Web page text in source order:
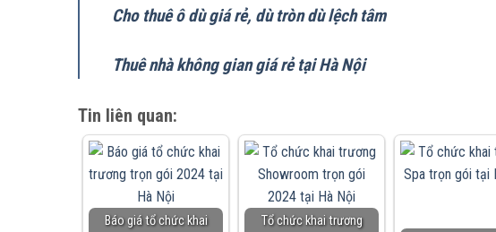
Cho thuê ô dù giá rẻ, dù tròn dù lệch tâm
Thuê nhà không gian giá rẻ tại Hà Nội
Tin liên quan:
Báo giá tổ chức khai Tổ chức khai trương